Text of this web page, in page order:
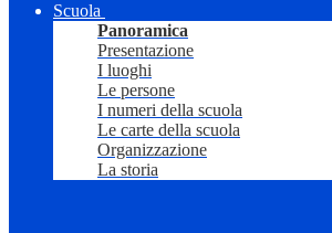
Scuola
Panoramica
Presentazione
I luoghi
Le persone
I numeri della scuola
Le carte della scuola
Organizzazione
La storia